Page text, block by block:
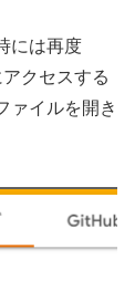
には再度
クセスする
ァイルを開き